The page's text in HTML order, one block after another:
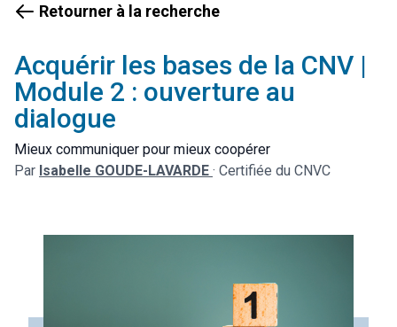
Retourner à la recherche
Acquérir les bases de la CNV |
Module 2 : ouverture au
dialogue
Mieux communiquer pour mieux coopérer
Par Isabelle GOUDE-LAVARDE · Certifiée du CNVC